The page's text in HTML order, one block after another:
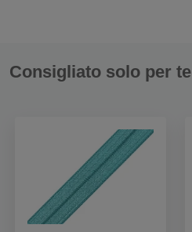
Consigliato solo per te